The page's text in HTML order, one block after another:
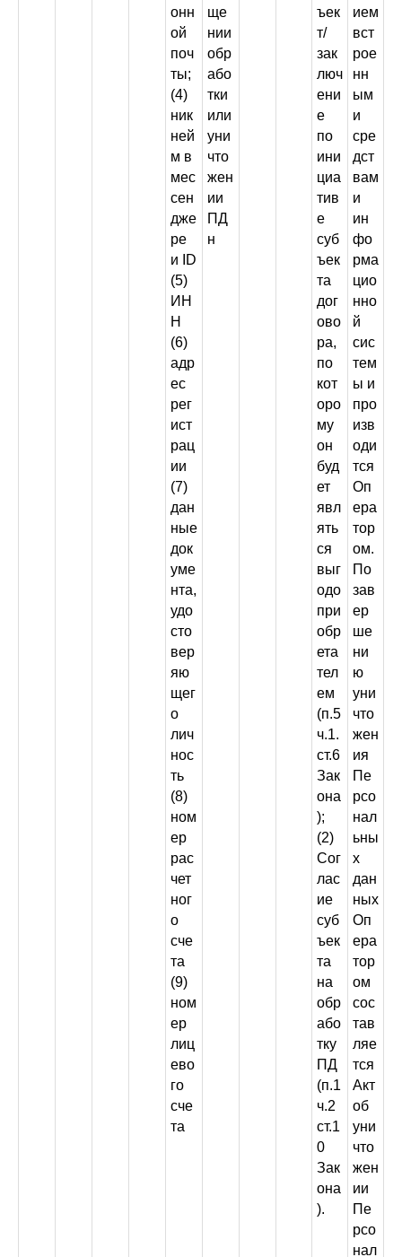
онн
ой
поч
ты;
(4)
ник
ней
м в
мес
сен
дже
ре
и ID
(5)
ИН
Н
(6)
адр
ес
рег
ист
рац
ии
(7)
дан
ные
док
уме
нта,
удо
сто
вер
яю
щег
о
лич
нос
ть
(8)
ном
ер
рас
чет
ног
о
сче
та
(9)
ном
ер
лиц
ево
го
сче
та
ще
нии
обр
або
тки
или
уни
что
жен
ии
ПД
н
ъек
т/
зак
люч
ени
е
по
ини
циа
тив
е
суб
ъек
та
дог
ово
ра,
по
кот
оро
му
он
буд
ет
явл
ять
ся
выг
одо
при
обр
ета
тел
ем
(п.5
ч.1.
ст.6
Зак
она
);
(2)
Сог
лас
ие
суб
ъек
та
на
обр
або
тку
ПД
(п.1
ч.2
ст.1
0
Зак
она
).
ием
вст
рое
нн
ым
и
сре
дст
вам
и
ин
фо
рма
цио
нно
й
сис
тем
ы и
про
изв
оди
тся
Оп
ера
тор
ом.
По
зав
ер
ше
ни
ю
уни
что
жен
ия
Пе
рсо
нал
ьны
х
дан
ных
Оп
ера
тор
ом
сос
тав
ляе
тся
Акт
об
уни
что
жен
ии
Пе
рсо
нал